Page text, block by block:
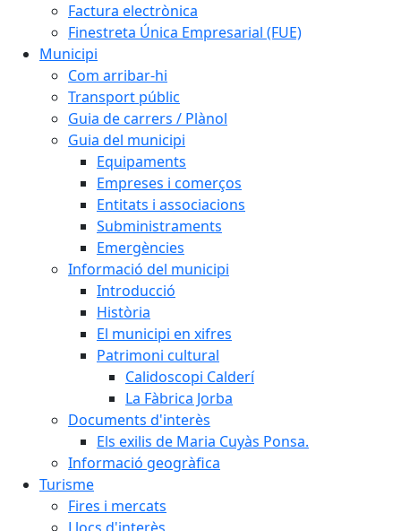
Factura electrònica
Finestreta Única Empresarial (FUE)
Municipi
Com arribar-hi
Transport públic
Guia de carrers / Plànol
Guia del municipi
Equipaments
Empreses i comerços
Entitats i associacions
Subministraments
Emergències
Informació del municipi
Introducció
Història
El municipi en xifres
Patrimoni cultural
Calidoscopi Calderí
La Fàbrica Jorba
Documents d'interès
Els exilis de Maria Cuyàs Ponsa.
Informació geogràfica
Turisme
Fires i mercats